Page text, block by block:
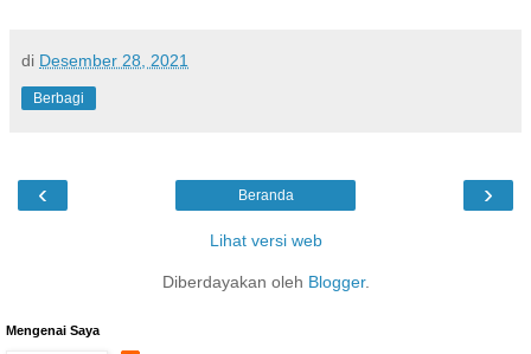
di Desember 28, 2021
Berbagi
‹ ›
Beranda
Lihat versi web
Diberdayakan oleh Blogger.
Mengenai Saya